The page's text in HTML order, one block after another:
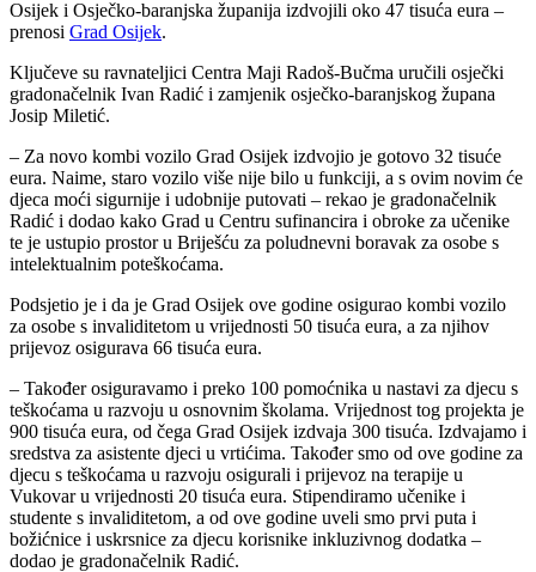
Osijek i Osječko-baranjska županija izdvojili oko 47 tisuća eura –
prenosi Grad Osijek.
Ključeve su ravnateljici Centra Maji Radoš-Bučma uručili osječki
gradonačelnik Ivan Radić i zamjenik osječko-baranjskog župana
Josip Miletić.
– Za novo kombi vozilo Grad Osijek izdvojio je gotovo 32 tisuće
eura. Naime, staro vozilo više nije bilo u funkciji, a s ovim novim će
djeca moći sigurnije i udobnije putovati – rekao je gradonačelnik
Radić i dodao kako Grad u Centru sufinancira i obroke za učenike
te je ustupio prostor u Briješću za poludnevni boravak za osobe s
intelektualnim poteškoćama.
Podsjetio je i da je Grad Osijek ove godine osigurao kombi vozilo
za osobe s invaliditetom u vrijednosti 50 tisuća eura, a za njihov
prijevoz osigurava 66 tisuća eura.
– Također osiguravamo i preko 100 pomoćnika u nastavi za djecu s
teškoćama u razvoju u osnovnim školama. Vrijednost tog projekta je
900 tisuća eura, od čega Grad Osijek izdvaja 300 tisuća. Izdvajamo i
sredstva za asistente djeci u vrtićima. Također smo od ove godine za
djecu s teškoćama u razvoju osigurali i prijevoz na terapije u
Vukovar u vrijednosti 20 tisuća eura. Stipendiramo učenike i
studente s invaliditetom, a od ove godine uveli smo prvi puta i
božićnice i uskrsnice za djecu korisnike inkluzivnog dodatka –
dodao je gradonačelnik Radić.